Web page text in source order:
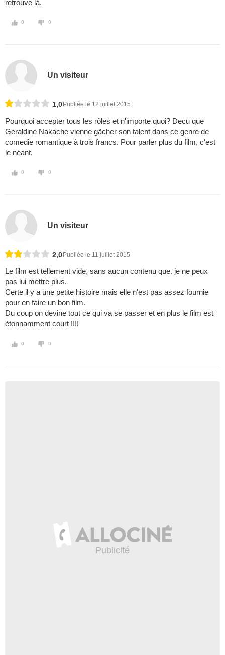
retrouve là.
0 0
Un visiteur
1,0 Publiée le 12 juillet 2015
Pourquoi accepter tous les rôles et n'importe quoi? Decu que
Geraldine Nakache vienne gâcher son talent dans ce genre de
comedie romantique à trois francs. Pour parler plus du film, c'est
le néant.
0 0
Un visiteur
2,0 Publiée le 11 juillet 2015
Le film est tellement vide, sans aucun contenu que. je ne peux
pas lui mettre plus.
Certe il y a une petite histoire mais elle n'est pas assez fournie
pour en faire un bon film.
Du coup on devine tout ce qui va se passer et en plus le film est
étonnamment court !!!!
0 0